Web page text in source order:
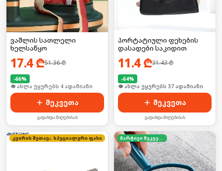
ვაშლის სათლელი
ხელსაწყო
17.4₾51.36₾
-66%
🛒 ბოლო 24სთ-ში იყიდა 28-მა
შეკვეთა
გადახდა მიღებისას
პორტატიული ფეხების
დასადები საკიდით
11.4₾31.43₾
-64%
🛒 ბოლო 24სთ-ში იყიდა 8-მა
შეკვეთა
გადახდა მიღებისას
კვირის შეთავაზება
სპეციალური ფასი